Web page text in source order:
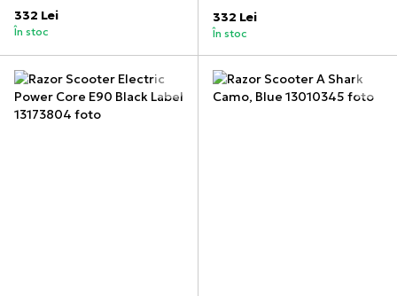
332 Lei
În stoc
332 Lei
În stoc